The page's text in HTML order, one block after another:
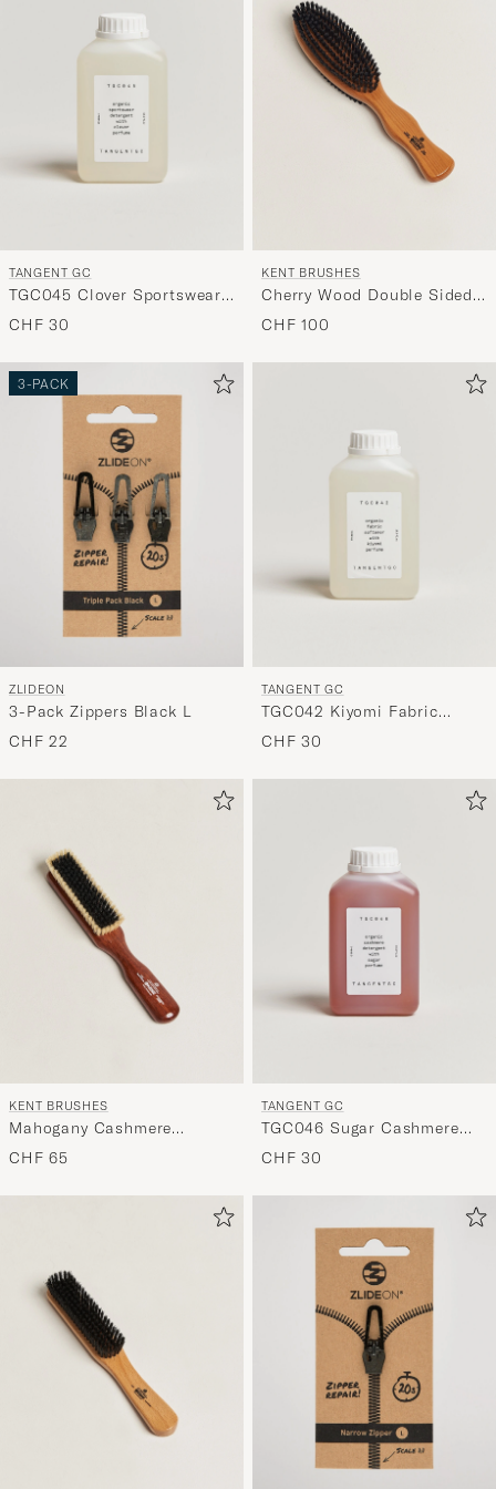
TANGENT GC
TGC045 Clover Sportswear
Detergent
CHF 30
KENT BRUSHES
Cherry Wood Double Sided
Clothing Brush
CHF 100
3-PACK
ZLIDEON
3-Pack Zippers Black L
CHF 22
TANGENT GC
TGC042 Kiyomi Fabric
Softener
CHF 30
KENT BRUSHES
Mahogany Cashmere
Clothing Brush
CHF 65
TANGENT GC
TGC046 Sugar Cashmere
Detergent
CHF 30